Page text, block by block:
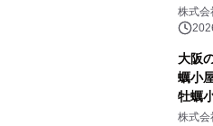
株式会
大阪
蠣小
牡蠣
7日か
株式会